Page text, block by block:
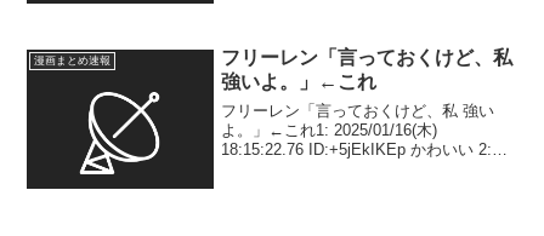
漫画まとめ速報
フリーレン「言っておくけど、私
強いよ。」←これ
フリーレン「言っておくけど、私 強い
よ。」←これ1: 2025/01/16(木)
18:15:22.76 ID:+5jEkIKEp かわいい 2: